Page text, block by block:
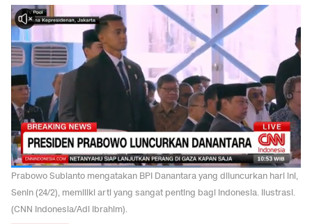
Prabowo Subianto mengatakan BPI Danantara yang diluncurkan hari ini,
Senin (24/2), memiliki arti yang sangat penting bagi Indonesia. Ilustrasi.
(CNN Indonesia/Adi Ibrahim).